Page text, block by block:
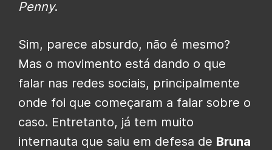
Penny.
Sim, parece absurdo, não é mesmo?
Mas o movimento está dando o que
falar nas redes sociais, principalmente
onde foi que começaram a falar sobre o
caso. Entretanto, já tem muito
internauta que saiu em defesa de Bruna